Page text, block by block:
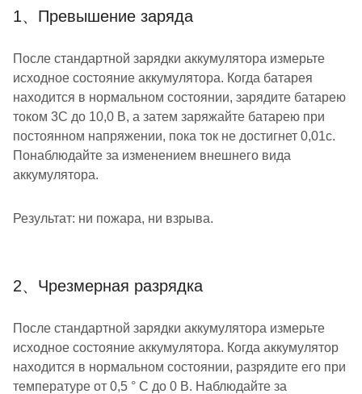
1、Превышение заряда
После стандартной зарядки аккумулятора измерьте
исходное состояние аккумулятора. Когда батарея
находится в нормальном состоянии, зарядите батарею
током 3C до 10,0 В, а затем заряжайте батарею при
постоянном напряжении, пока ток не достигнет 0,01c.
Понаблюдайте за изменением внешнего вида
аккумулятора.
Результат: ни пожара, ни взрыва.
2、Чрезмерная разрядка
После стандартной зарядки аккумулятора измерьте
исходное состояние аккумулятора. Когда аккумулятор
находится в нормальном состоянии, разрядите его при
температуре от 0,5 ° C до 0 В. Наблюдайте за